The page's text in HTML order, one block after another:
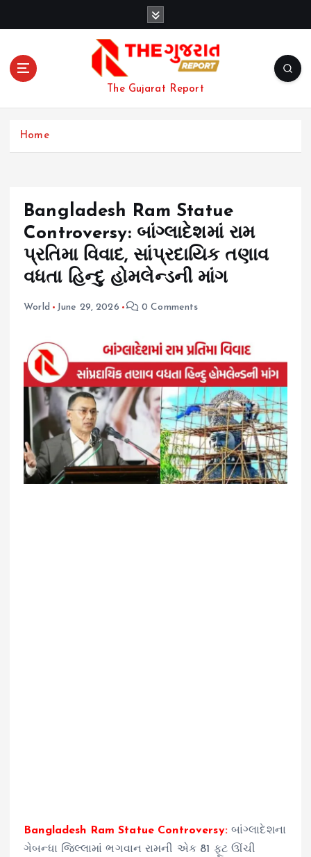
The Gujarat Report
Home
Bangladesh Ram Statue
Controversy: બાંગ્લાદેશમાં રામ
પ્રતિમા વિવાદ, સાંપ્રદાયિક તણાવ
વધતા હિન્દુ હોમલેન્ડની માંગ
World June 29, 2026 0 Comments
Bangladesh Ram Statue Controversy:બાંગ્લાદેશના
ગેબન્ધા જિલ્લામાં ભગવાન રામની એક 81 ફૂટ ઊંચી